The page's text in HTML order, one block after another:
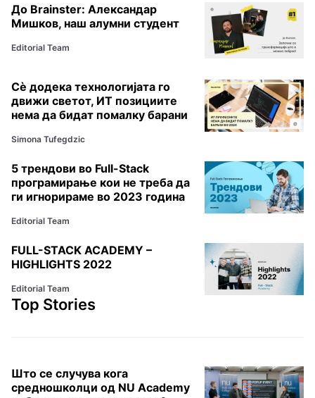
До Brainster: Александар
Мишков, наш алумни студент
Editorial Team
Сѐ додека технологијата го
движи светот, ИТ позициите
нема да бидат помалку барани
Simona Tufegdzic
5 трендови во Full-Stack
програмирање кои не треба да
ги игнорираме во 2023 година
Editorial Team
FULL-STACK ACADEMY –
HIGHLIGHTS 2022
Editorial Team
Top Stories
Што се случува кога
средношколци од NU Academy